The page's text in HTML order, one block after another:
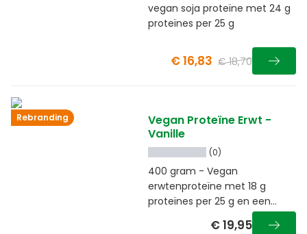
vegan soja proteïne met 24 g
proteïnes per 25 g
€ 16,83 € 18,70
Rebranding
Vegan Proteïne Erwt -
Vanille
(0)
400 gram - Vegan
erwtenproteïne met 18 g
proteïnes per 25 g en een
zachte vanillesmaak
€ 19,95